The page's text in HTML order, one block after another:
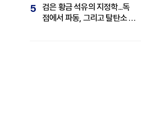
5
검은 황금 석유의 지정학...독
점에서 파동, 그리고 탈탄소 패